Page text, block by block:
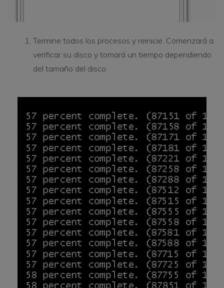
Termine todos los procesos y reinicie. Comenzará a
verificar su disco y tomará un tiempo dependiendo
del tamaño del disco.